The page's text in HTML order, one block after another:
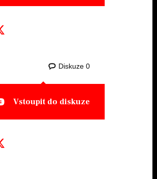
Diskuze 0
Vstoupit do diskuze